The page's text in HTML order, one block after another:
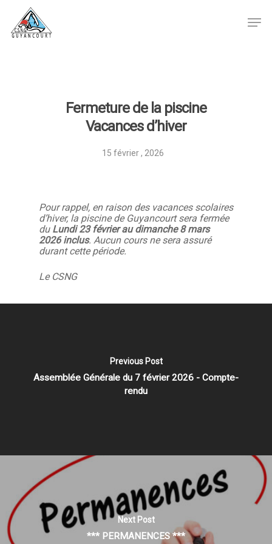
Fermeture de la piscine
Vacances d’hiver
15 février , 2026
Pour rappel, en raison des vacances scolaires
d’hiver, la piscine de Guyancourt sera fermée
du Lundi 23 février au dimanche 8 mars
2026 inclus. Aucun cours ne sera assuré
durant cette période.
Le CSNG
Previous Post
Assemblée Générale du 7 février 2026 - Compte-
rendu
Next Post
*** PERMANENCES ***